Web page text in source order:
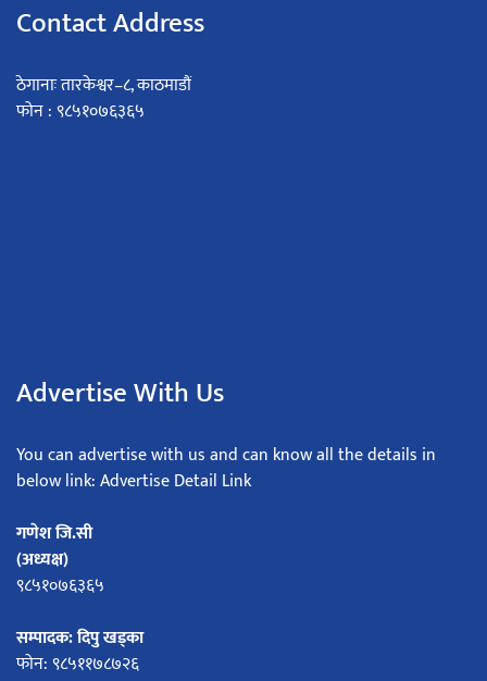
Contact Address
ठेगानाः तारकेश्वर–८, काठमाडौं
फोन : ९८५१०७६३६५
Advertise With Us
You can advertise with us and can know all the details in
below link: Advertise Detail Link
गणेश जि.सी
(अध्यक्ष)
९८५१०७६३६५
सम्पादक: दिपु खड्का
फोन: ९८५११७८७२६